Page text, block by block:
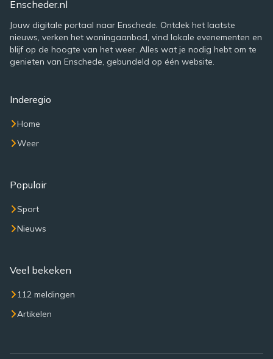
Enscheder.nl
Jouw digitale portaal naar Enschede. Ontdek het laatste
nieuws, verken het woningaanbod, vind lokale evenementen en
blijf op de hoogte van het weer. Alles wat je nodig hebt om te
genieten van Enschede, gebundeld op één website.
Inderegio
Home
Weer
Populair
Sport
Nieuws
Veel bekeken
112 meldingen
Artikelen